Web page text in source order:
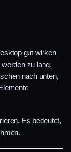
gut wirken,
zu lang,
nach unten,
Es bedeutet,